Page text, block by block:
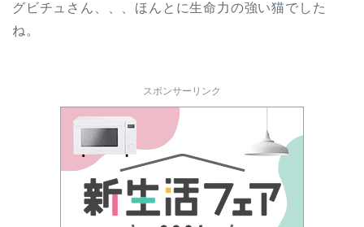
グビチュさん、、、ほんとに生命力の強い猫でした
ね。
スポンサーリンク